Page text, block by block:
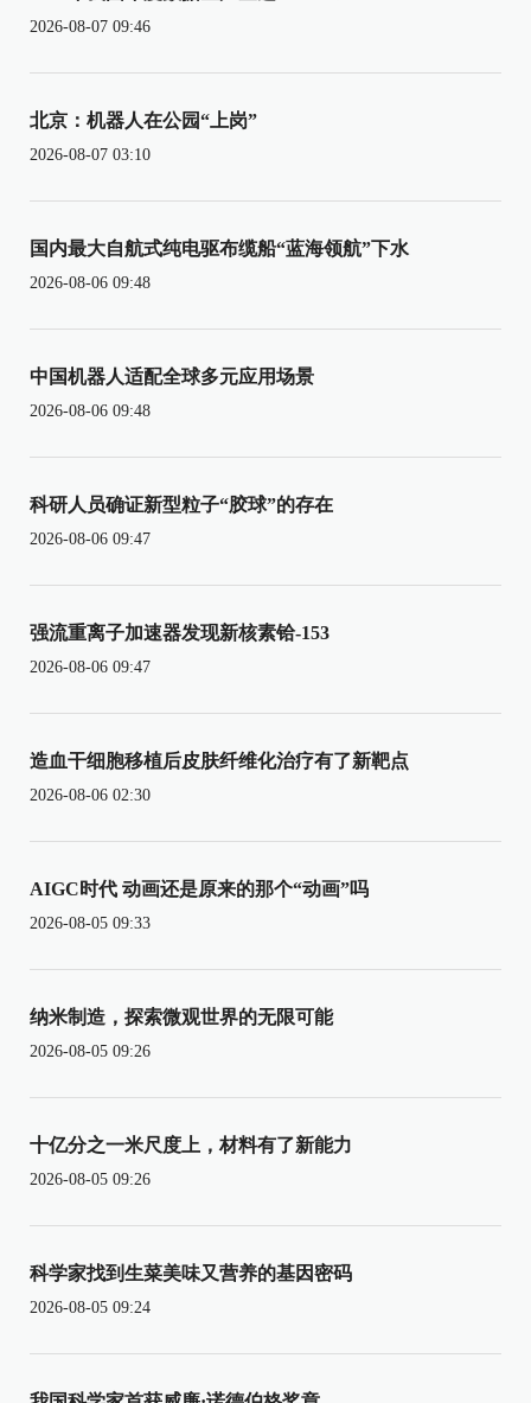
2026-08-07 09:46
北京：机器人在公园“上岗”
2026-08-07 03:10
国内最大自航式纯电驱布缆船“蓝海领航”下水
2026-08-06 09:48
中国机器人适配全球多元应用场景
2026-08-06 09:48
科研人员确证新型粒子“胶球”的存在
2026-08-06 09:47
强流重离子加速器发现新核素铪-153
2026-08-06 09:47
造血干细胞移植后皮肤纤维化治疗有了新靶点
2026-08-06 02:30
AIGC时代 动画还是原来的那个“动画”吗
2026-08-05 09:33
纳米制造，探索微观世界的无限可能
2026-08-05 09:26
十亿分之一米尺度上，材料有了新能力
2026-08-05 09:26
科学家找到生菜美味又营养的基因密码
2026-08-05 09:24